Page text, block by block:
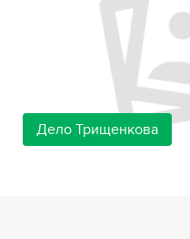
Дело Трищенкова